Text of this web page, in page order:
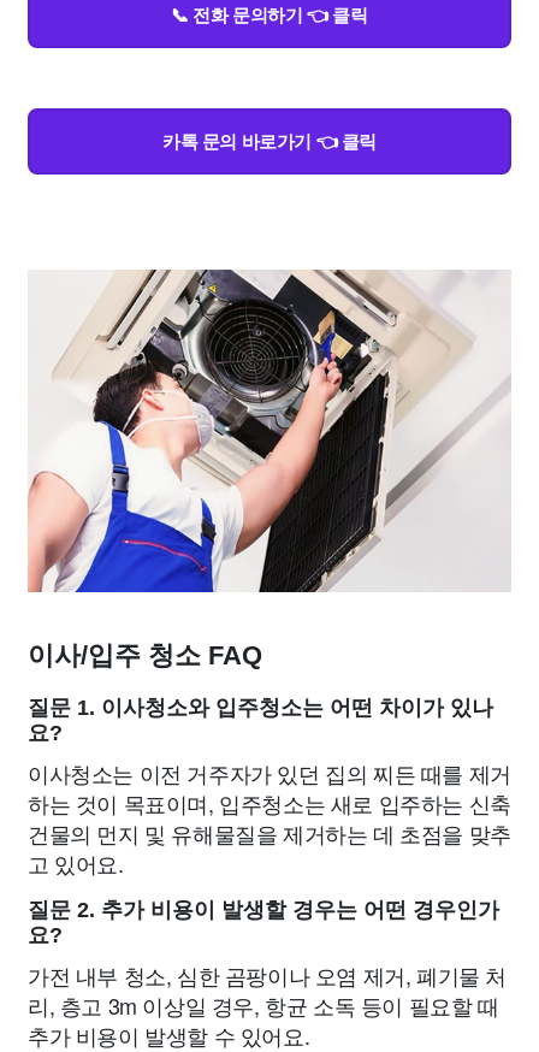
📞 전화 문의하기 👈 클릭
카톡 문의 바로가기 👈 클릭
이사/입주 청소 FAQ
질문 1. 이사청소와 입주청소는 어떤 차이가 있나
요?
이사청소는 이전 거주자가 있던 집의 찌든 때를 제거
하는 것이 목표이며, 입주청소는 새로 입주하는 신축
건물의 먼지 및 유해물질을 제거하는 데 초점을 맞추
고 있어요.
질문 2. 추가 비용이 발생할 경우는 어떤 경우인가
요?
가전 내부 청소, 심한 곰팡이나 오염 제거, 폐기물 처
리, 층고 3m 이상일 경우, 항균 소독 등이 필요할 때
추가 비용이 발생할 수 있어요.